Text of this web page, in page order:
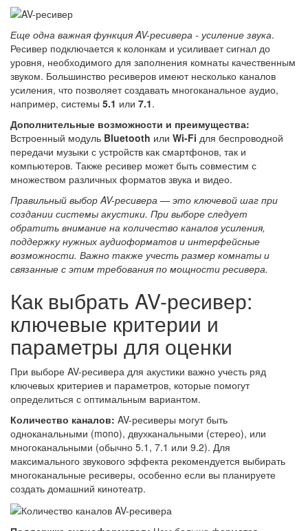
Еще одна важная функция AV-ресивера - усиление звука.
Ресивер подключается к колонкам и усиливает сигнал до
уровня, необходимого для заполнения комнаты качественным
звуком. Большинство ресиверов имеют несколько каналов
усиления, что позволяет создавать многоканальное аудио,
например, системы 5.1 или 7.1.
Дополнительные возможности и преимущества:
Встроенный модуль Bluetooth или Wi-Fi для беспроводной
передачи музыки с устройств как смартфонов, так и
компьютеров. Также ресивер может быть совместим с
множеством различных форматов звука и видео.
Правильный выбор AV-ресивера — это ключевой шаг при
создании системы акустики. При выборе следует
обратить внимание на количество каналов усиления,
поддержку нужных аудиоформатов и интерфейсные
возможности. Важно также учесть размер комнаты и
связанные с этим требования по мощности ресивера.
Как выбрать AV-ресивер:
ключевые критерии и
параметры для оценки
При выборе AV-ресивера для акустики важно учесть ряд
ключевых критериев и параметров, которые помогут
определиться с оптимальным вариантом.
Количество каналов: AV-ресиверы могут быть
одноканальными (mono), двухканальными (стерео), или
многоканальными (обычно 5.1, 7.1 или 9.2). Для
максимального звукового эффекта рекомендуется выбирать
многоканальные ресиверы, особенно если вы планируете
создать домашний кинотеатр.